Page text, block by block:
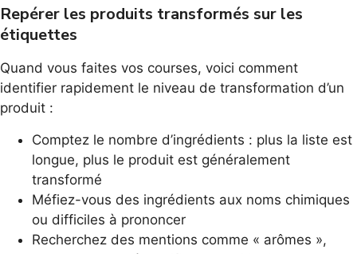
Repérer les produits transformés sur les
étiquettes
Quand vous faites vos courses, voici comment
identifier rapidement le niveau de transformation d’un
produit :
Comptez le nombre d’ingrédients : plus la liste est
longue, plus le produit est généralement
transformé
Méfiez-vous des ingrédients aux noms chimiques
ou difficiles à prononcer
Recherchez des mentions comme « arômes »,